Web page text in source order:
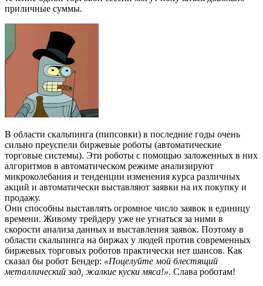
приличные суммы.
В области скальпинга (пипсовки) в последние годы очень
сильно преуспели биржевые роботы (автоматические
торговые системы). Эти роботы с помощью заложенных в них
алгоритмов в автоматическом режиме анализируют
микроколебания и тенденции изменения курса различных
акций и автоматически выставляют заявки на их покупку и
продажу.
Они способны выставлять огромное число заявок в единицу
времени. Живому трейдеру уже не угнаться за ними в
скорости анализа данных и выставления заявок. Поэтому в
области скальпинга на биржах у людей против современных
биржевых торговых роботов практически нет шансов. Как
сказал бы робот Бендер: «Поцелуйте мой блестящий
металлический зад, жалкие куски мяса!». Слава роботам!